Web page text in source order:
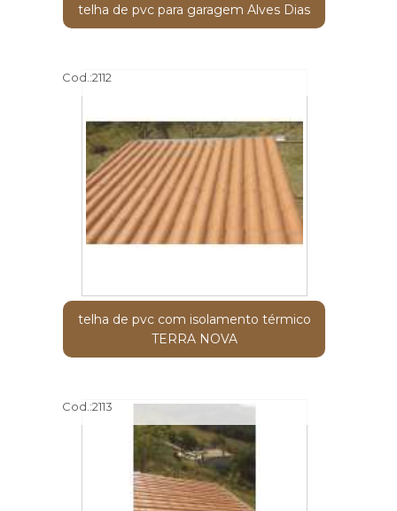
telha de pvc para garagem Alves Dias
Cod.:2112
telha de pvc com isolamento térmico
TERRA NOVA
Cod.:2113